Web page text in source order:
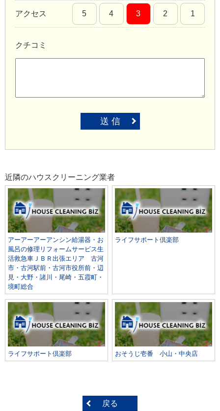
アクセス 5 4 3 2 1
クチコミ
送 信
近隣のハウスクリーニング業者
アーアーアーアンシン給湯器・お
風呂の修理リフォームサービス生
活救急車ＪＢＲ出張エリア 古河
市・古河駅前・古河市役所前・辺
見・大野・諸川・尾崎・五霞町・
境町総合
ライフサポート倶楽部
ライフサポート倶楽部 おそうじ壱番 小山・中央店
戻る